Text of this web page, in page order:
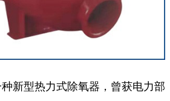
新型热力式除氧器，曾获电力部